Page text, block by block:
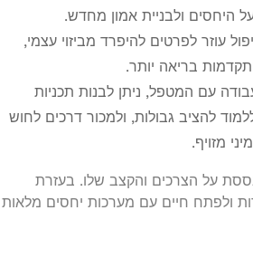
היחסים ולבניית אמון מחדש.
עוזר לפרטים להיפרד מביזוי עצמי,
בריאה יותר.
עם המטפל, ניתן לבנות תכניות
להציב גבולות, ולמכור דרכים לחוש
מזויף.
על הצרכים והקצב שלו. בעזרת
ולפתח חיים עם מערכות יחסים מלאות